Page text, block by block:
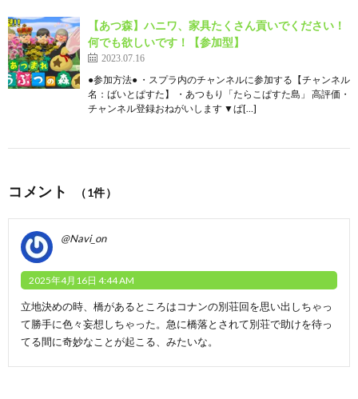
【あつ森】ハニワ、家具たくさん貢いでください！
何でも欲しいです！【参加型】
2023.07.16
●参加方法● ・スプラ内のチャンネルに参加する【チャンネル
名：ばいとぱすた】 ・あつもり「たらこぱすた島」 高評価・
チャンネル登録おねがいします ▼ぱ[…]
コメント （1件）
@Navi_on
2025年4月16日 4:44 AM
立地決めの時、橋があるところはコナンの別荘回を思い出しちゃっ
て勝手に色々妄想しちゃった。急に橋落とされて別荘で助けを待っ
てる間に奇妙なことが起こる、みたいな。